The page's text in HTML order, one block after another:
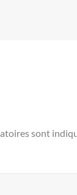
sont